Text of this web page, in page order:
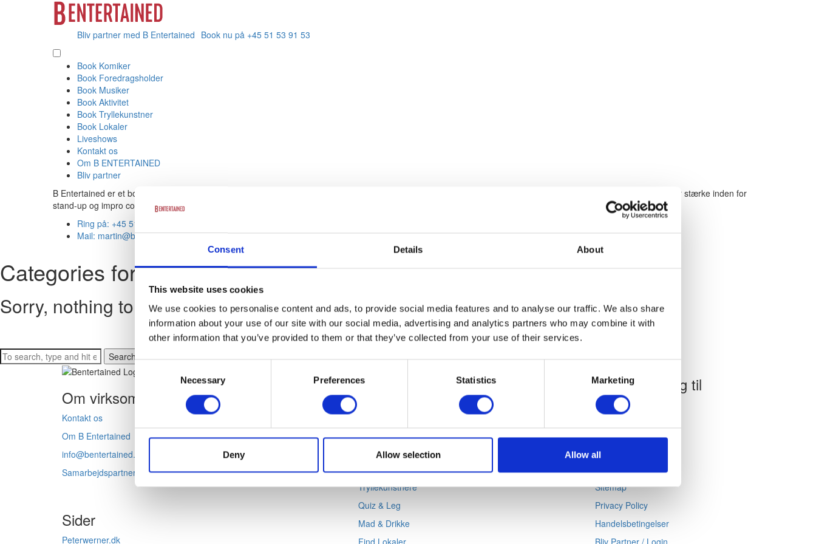
Consent Details About
This website uses cookies
We use cookies to personalise content and ads, to provide social media features and to analyse our traffic. We also share
information about your use of our site with our social media, advertising and analytics partners who may combine it with
other information that you’ve provided to them or that they’ve collected from your use of their services.
Consent
Selection
Necessary Preferences Statistics Marketing
Deny Allow selection Allow all
Bliv partner med B Entertained Book nu på +45 51 53 91 53
Book Komiker
Book Foredragsholder
Book Musiker
Book Aktivitet
Book Tryllekunstner
Book Lokaler
Liveshows
Kontakt os
Om B ENTERTAINED
Bliv partner
B Entertained er et booking- og produktionsfirma, som repræsenterer alle former for underholdning, der kan komme ud til jer og gøre festen endnu bedre. Vi er især stærke inden for
stand-up og impro comedy.
Ring på: +45 5153 9153
Mail: martin@bentertained.dk
Categories for DJ
Sorry, nothing to display.
Search
Om virksomheden
Kontakt os
Om B Entertained
info@bentertained.dk
Samarbejdspartnere
Sider
Peterwerner.dk
Mest solgte
Musikere
Gå på opdagelse
Tryllekunstnere
Quiz & Leg
Mad & Drikke
Find Lokaler
Underholdning til
Julefrokost
Bryllup
Firmafest
Fest
Sitemap
Privacy Policy
Handelsbetingelser
Bliv Partner / Login